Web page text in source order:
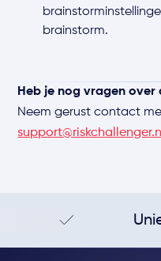
brainstorm.
Heb je nog vragen over
Neem gerust contact
support@riskchallenger.nl